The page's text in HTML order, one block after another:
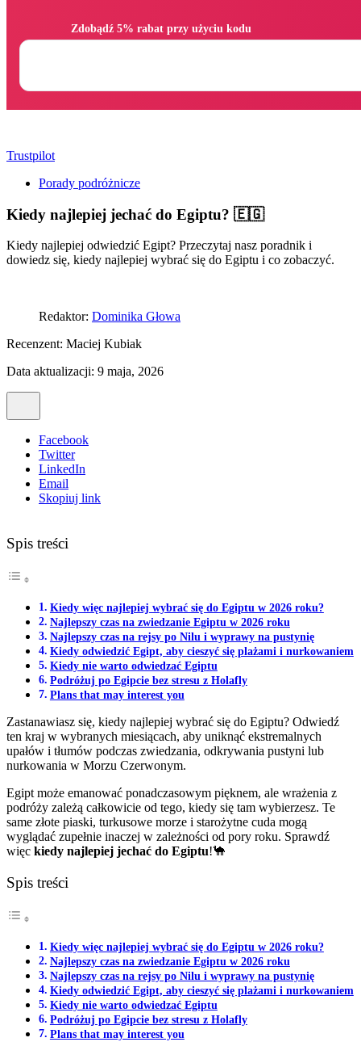
Trustpilot
Porady podróżnicze
Kiedy najlepiej jechać do Egiptu? 🇪🇬
Kiedy najlepiej odwiedzić Egipt? Przeczytaj nasz poradnik i
dowiedz się, kiedy najlepiej wybrać się do Egiptu i co zobaczyć.
Redaktor: Dominika Głowa
Recenzent: Maciej Kubiak
Data aktualizacji: 9 maja, 2026
Facebook
Twitter
LinkedIn
Email
Skopiuj link
Spis treści
Kiedy więc najlepiej wybrać się do Egiptu w 2026 roku?
Najlepszy czas na zwiedzanie Egiptu w 2026 roku
Najlepszy czas na rejsy po Nilu i wyprawy na pustynię
Kiedy odwiedzić Egipt, aby cieszyć się plażami i nurkowaniem
Kiedy nie warto odwiedzać Egiptu
Podróżuj po Egipcie bez stresu z Holafly
Plans that may interest you
Zastanawiasz się, kiedy najlepiej wybrać się do Egiptu? Odwiedź
ten kraj w wybranych miesiącach, aby uniknąć ekstremalnych
upałów i tłumów podczas zwiedzania, odkrywania pustyni lub
nurkowania w Morzu Czerwonym.
Egipt może emanować ponadczasowym pięknem, ale wrażenia z
podróży zależą całkowicie od tego, kiedy się tam wybierzesz. Te
same złote piaski, turkusowe morze i starożytne cuda mogą
wyglądać zupełnie inaczej w zależności od pory roku. Sprawdź
więc kiedy najlepiej jechać do Egiptu!🐪
Spis treści
Kiedy więc najlepiej wybrać się do Egiptu w 2026 roku?
Najlepszy czas na zwiedzanie Egiptu w 2026 roku
Najlepszy czas na rejsy po Nilu i wyprawy na pustynię
Kiedy odwiedzić Egipt, aby cieszyć się plażami i nurkowaniem
Kiedy nie warto odwiedzać Egiptu
Podróżuj po Egipcie bez stresu z Holafly
Plans that may interest you